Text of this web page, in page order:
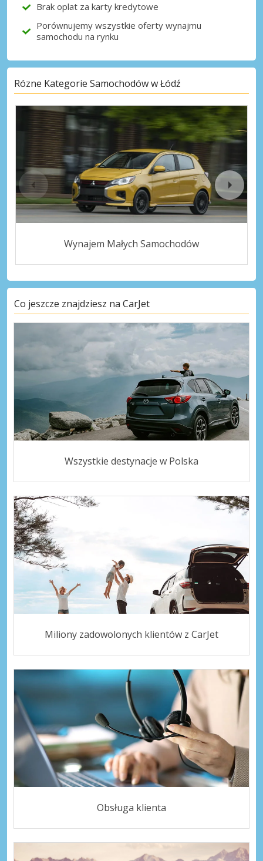
Brak oplat za karty kredytowe
Porównujemy wszystkie oferty wynajmu
samochodu na rynku
Rózne Kategorie Samochodów w Łódź
Wynajem Małych Samochodów
Co jeszcze znajdziesz na CarJet
Wszystkie destynacje w Polska
Miliony zadowolonych klientów z CarJet
Obsługa klienta